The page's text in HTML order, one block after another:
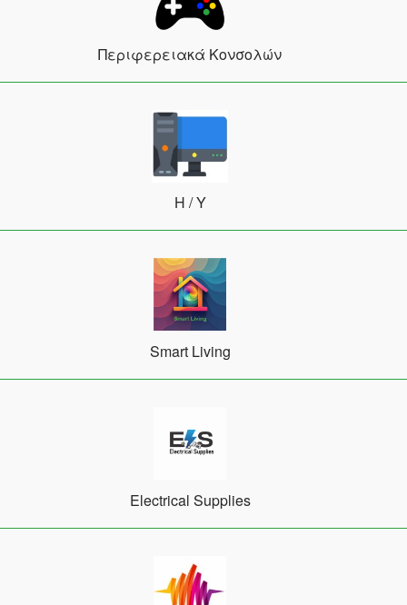
Περιφερειακά Κονσολών
Η / Υ
Smart Living
Electrical Supplies